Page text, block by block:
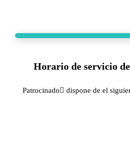
Horario de servicio
Patrocinado dispone de el